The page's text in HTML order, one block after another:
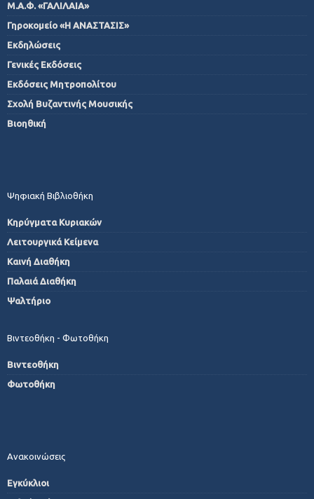
Μ.Α.Φ. «ΓΑΛΙΛΑΙΑ»
Γηροκομείο «Η ΑΝΑΣΤΑΣΙΣ»
Εκδηλώσεις
Γενικές Εκδόσεις
Εκδόσεις Μητροπολίτου
Σχολή Βυζαντινής Μουσικής
Βιοηθική
Ψηφιακή Βιβλιοθήκη
Κηρύγματα Κυριακών
Λειτουργικά Κείμενα
Καινή Διαθήκη
Παλαιά Διαθήκη
Ψαλτήριο
Βιντεοθήκη - Φωτοθήκη
Βιντεοθήκη
Φωτοθήκη
Ανακοινώσεις
Εγκύκλιοι